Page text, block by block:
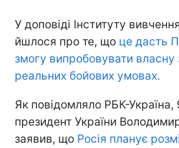
У доповіді Інституту
йшлося про те, що це дасть
змогу випробовувати
реальних бойових умовах.
Як повідомляло РБК-Україна,
президент України
заявив, що Росія планує